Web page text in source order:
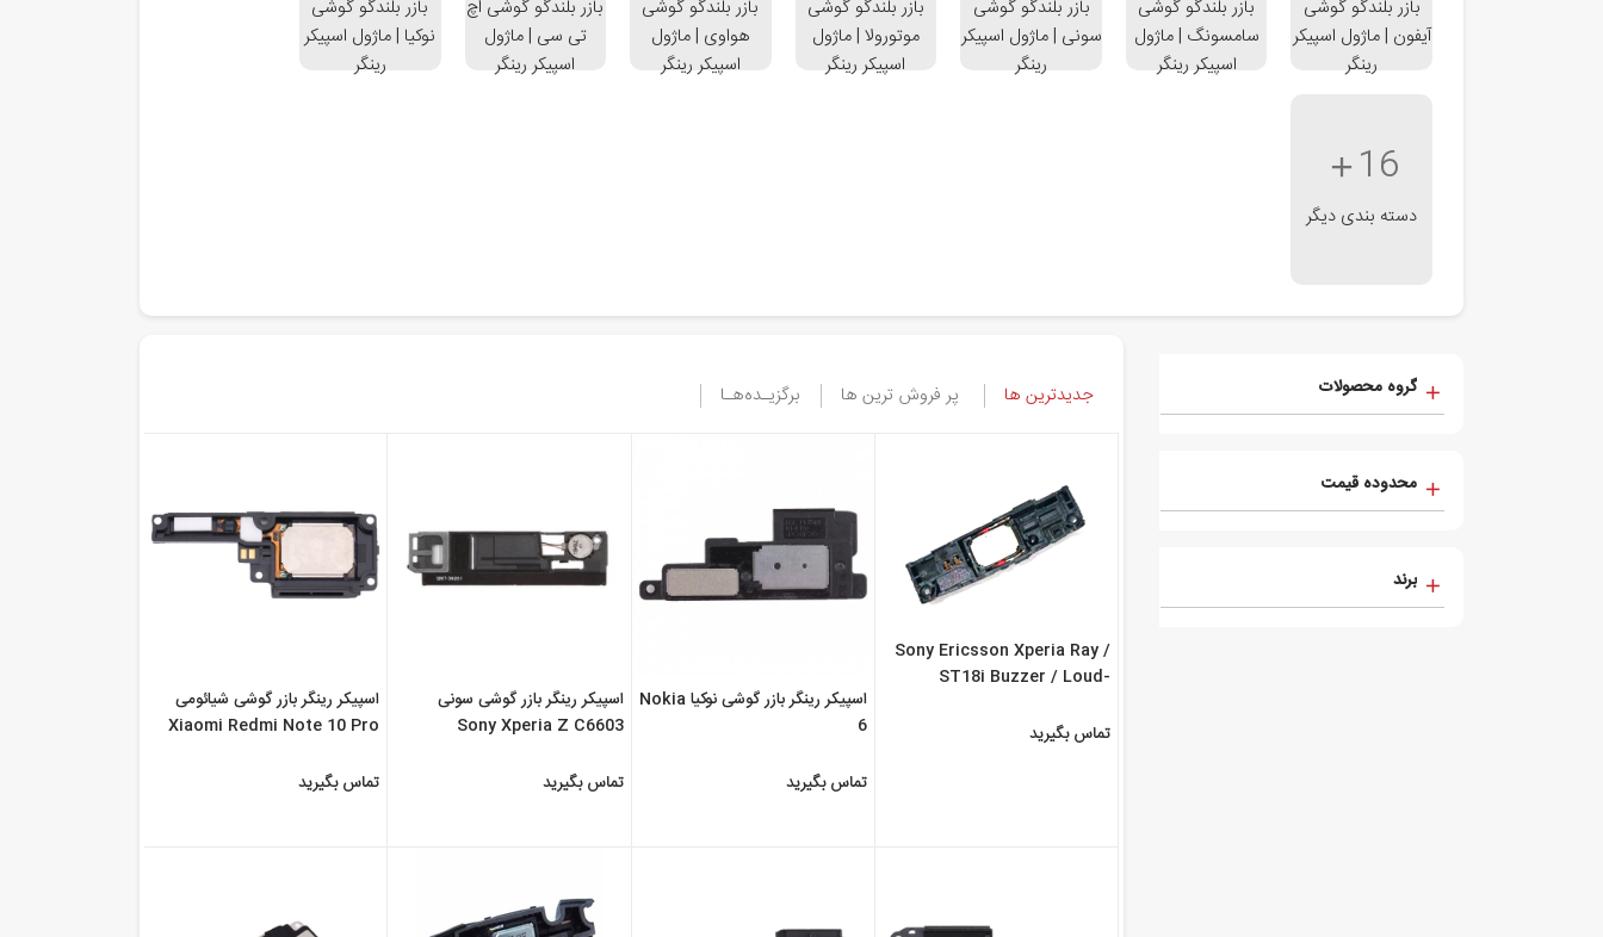
بازر بلندگو گوشی
آیفون | ماژول اسپیکر
رینگر
بازر بلندگو گوشی
سامسونگ | ماژول
اسپیکر رینگر
بازر بلندگو گوشی
سونی | ماژول اسپیکر
رینگر
بازر بلندگو گوشی
موتورولا | ماژول
اسپیکر رینگر
بازر بلندگو گوشی
هواوی | ماژول
اسپیکر رینگر
بازر بلندگو گوشی اچ
تی سی | ماژول
اسپیکر رینگر
بازر بلندگو گوشی
نوکیا | ماژول اسپیکر
رینگر
16
دسته بندی دیگر
گروه محصولات
محدوده قیمت
برند
جدیدترین ها پر فروش ترین ها برگزیـده‌هـا
Sony Ericsson Xperia Ray /
ST18i Buzzer / Loud-
With ...
تماس بگیرید
اسپیکر رینگر بازر گوشی نوکیا Nokia
6
تماس بگیرید
اسپیکر رینگر بازر گوشی سونی
Sony Xperia Z C6603
تماس بگیرید
اسپیکر رینگر بازر گوشی شیائومی
Xiaomi Redmi Note 10 Pro
تماس بگیرید